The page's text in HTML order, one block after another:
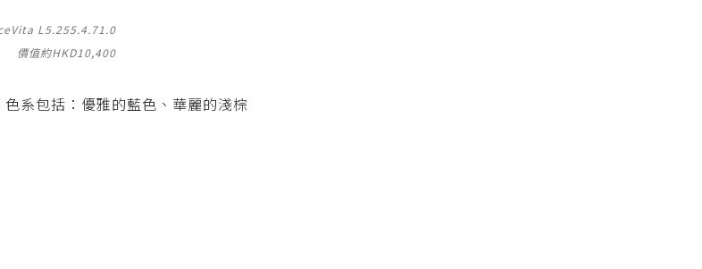
L5.255.4.71.0
價值約HKD10,400
系包括： 優雅的藍色、華麗的淺棕